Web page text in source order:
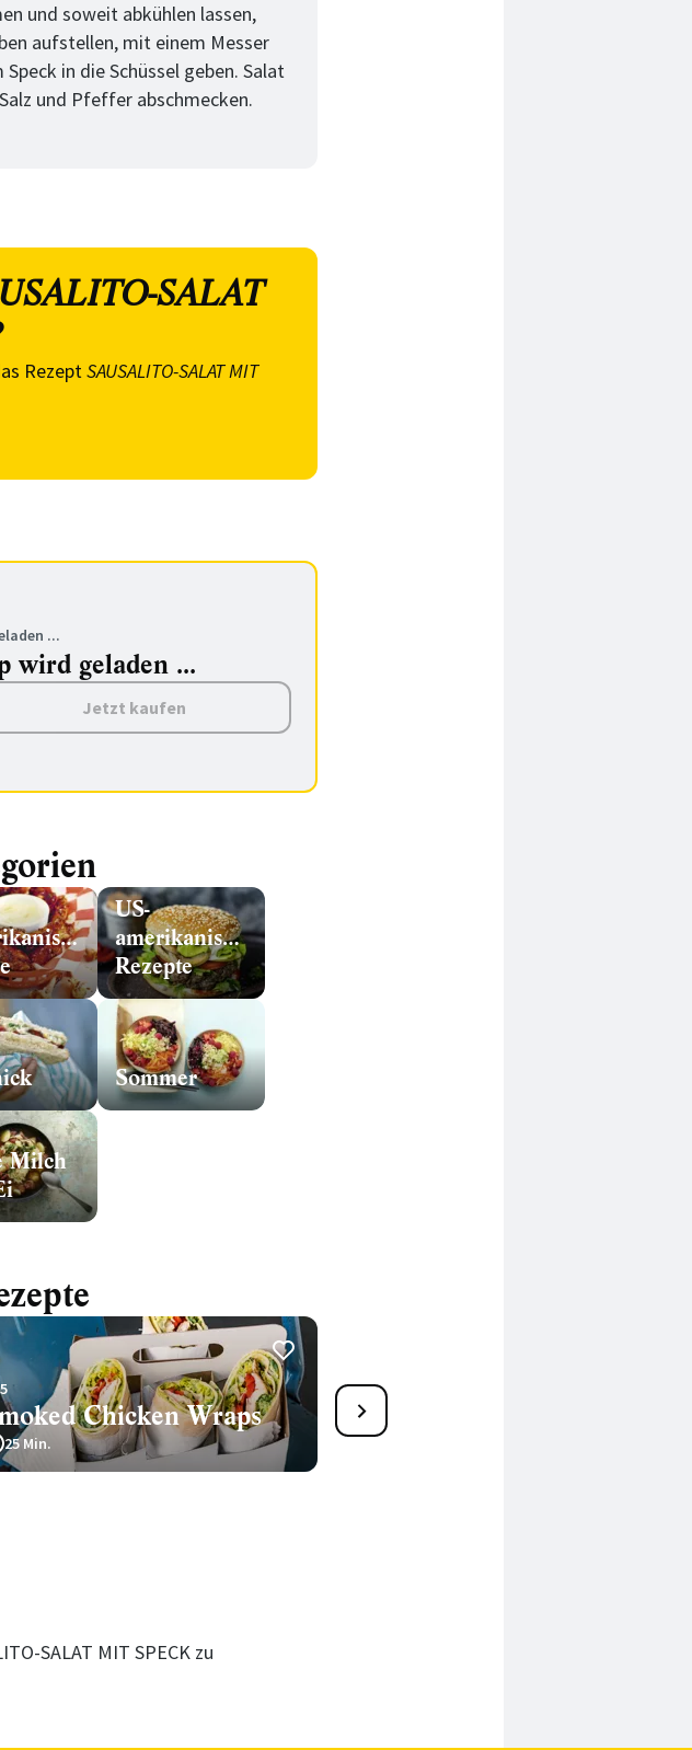
und soweit abkühlen lassen,
aufstellen, mit einem Messer
in die Schüssel geben. Salat
und Pfeffer abschmecken.
SALAT
RezeptSAUSALITO-SALAT MIT
...
wird geladen ...
Jetzt kaufen
US-
amerikanische
Rezepte
Sommer
Milch
5
Chicken Wraps
25 Min.
28
Veganer Avocado-Linsen-
Salat
SALAT MIT SPECK zu